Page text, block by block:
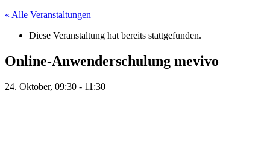
« Alle Veranstaltungen
Diese Veranstaltung hat bereits stattgefunden.
Online-Anwenderschulung mevivo
24. Oktober, 09:30 - 11:30